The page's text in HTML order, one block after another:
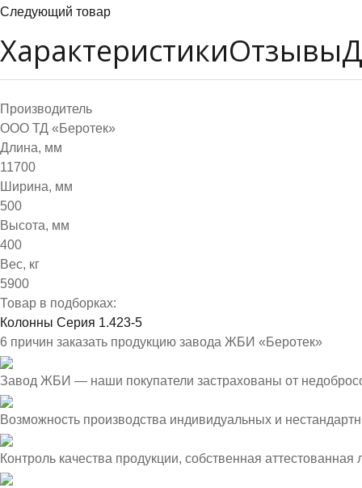
Следующий товар
ХарактеристикиОтзывы
Производитель
ООО ТД «Беротек»
Длина, мм
11700
Ширина, мм
500
Высота, мм
400
Вес, кг
5900
Товар в подборках:
Колонны Серия 1.423-5
6 причин заказать продукцию завода ЖБИ «Беротек»
Завод ЖБИ — наши покупатели застрахованы от
Возможность производства индивидуальных и
Контроль качества продукции, собственная аттестованная